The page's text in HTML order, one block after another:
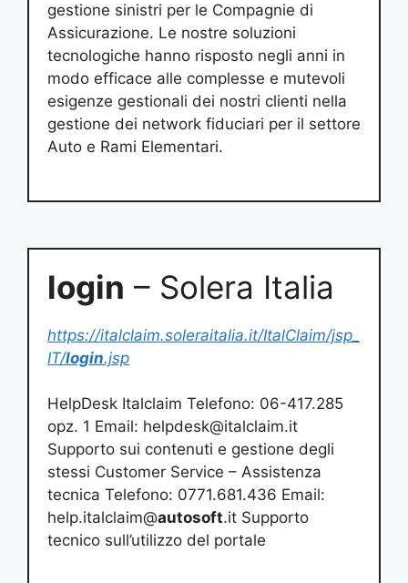
gestione sinistri per le Compagnie di
Assicurazione. Le nostre soluzioni
tecnologiche hanno risposto negli anni in
modo efficace alle complesse e mutevoli
esigenze gestionali dei nostri clienti nella
gestione dei network fiduciari per il settore
Auto e Rami Elementari.
login – Solera Italia
https://italclaim.soleraitalia.it/ItalClaim/jsp_
IT/login.jsp
HelpDesk Italclaim Telefono: 06-417.285
opz. 1 Email: helpdesk@italclaim.it
Supporto sui contenuti e gestione degli
stessi Customer Service – Assistenza
tecnica Telefono: 0771.681.436 Email:
help.italclaim@autosoft.it Supporto
tecnico sull’utilizzo del portale